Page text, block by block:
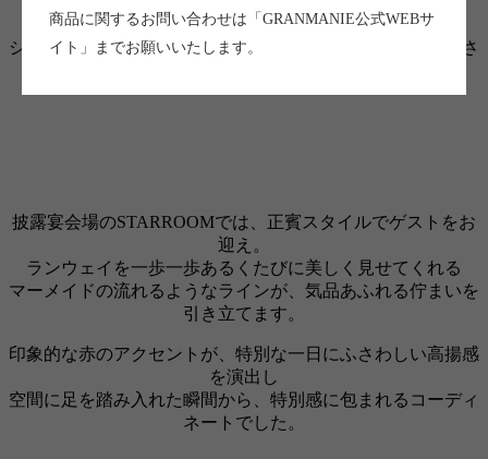
ドラマティックな立体感を演出。
シンプルなマーメイドにはない、視線を惹きつける華やかさ
披露宴会場のSTARROOMでは、正賓スタイルでゲストをお
迎え。
ランウェイを一歩一歩あるくたびに美しく見せてくれる
マーメイドの流れるようなラインが、気品あふれる佇まいを
引き立てます。
印象的な赤のアクセントが、特別な一日にふさわしい高揚感
を演出し
空間に足を踏み入れた瞬間から、特別感に包まれるコーディ
ネートでした。
商品に関するお問い合わせは「GRANMANIE公式WEBサ
イト」までお願いいたします。